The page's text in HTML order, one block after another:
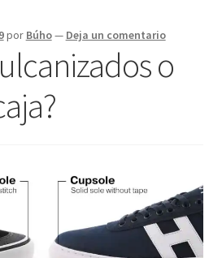
por Búho— Deja un comentario
o